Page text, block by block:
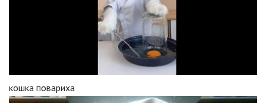
кошка повариха